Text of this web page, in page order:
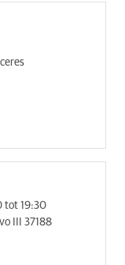
tot 19:30
III 37188